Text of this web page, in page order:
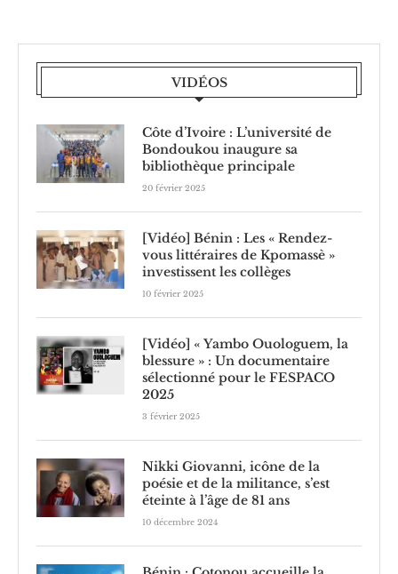
VIDÉOS
Côte d’Ivoire : L’université de
Bondoukou inaugure sa
bibliothèque principale
20 février 2025
[Vidéo] Bénin : Les « Rendez-
vous littéraires de Kpomassè »
investissent les collèges
10 février 2025
[Vidéo] « Yambo Ouologuem, la
blessure » : Un documentaire
sélectionné pour le FESPACO
2025
3 février 2025
Nikki Giovanni, icône de la
poésie et de la militance, s’est
éteinte à l’âge de 81 ans
10 décembre 2024